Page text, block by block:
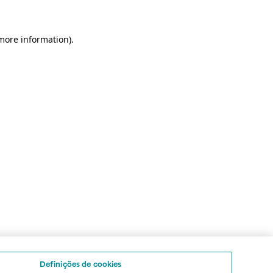
information).
Definições de cookies